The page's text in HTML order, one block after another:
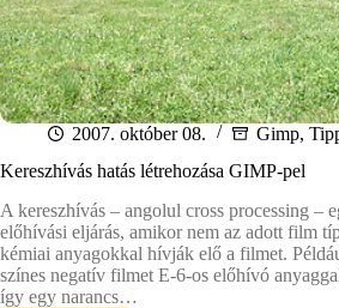
2007. október 08. Gimp,
Kereszhívás hatás létrehozása GIMP-pel
A kereszhívás – angolul cross processing –
előhívási eljárás, amikor nem az adott film
kémiai anyagokkal hívják elő a filmet.
színes negatív filmet E-6-os előhívó
így egy narancs…